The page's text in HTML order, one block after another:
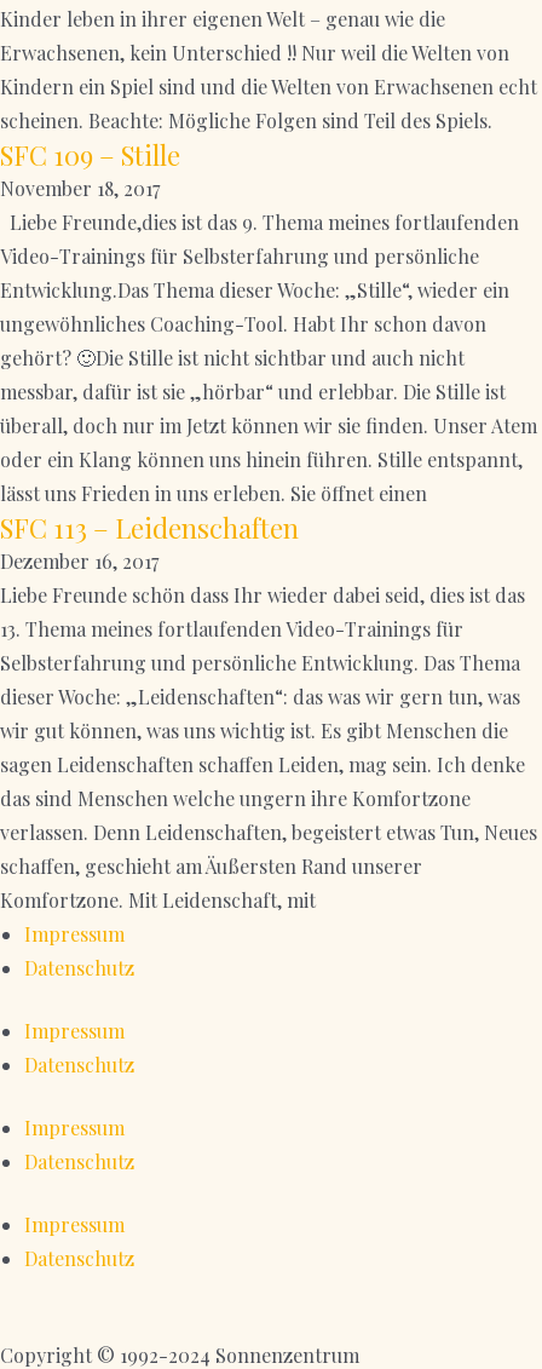
Kinder leben in ihrer eigenen Welt – genau wie die
Erwachsenen, kein Unterschied !! Nur weil die Welten von
Kindern ein Spiel sind und die Welten von Erwachsenen echt
scheinen. Beachte: Mögliche Folgen sind Teil des Spiels.
SFC 109 – Stille
November 18, 2017
Liebe Freunde,dies ist das 9. Thema meines fortlaufenden
Video-Trainings für Selbsterfahrung und persönliche
Entwicklung.Das Thema dieser Woche: „Stille“, wieder ein
ungewöhnliches Coaching-Tool. Habt Ihr schon davon
gehört? 🙂Die Stille ist nicht sichtbar und auch nicht
messbar, dafür ist sie „hörbar“ und erlebbar. Die Stille ist
überall, doch nur im Jetzt können wir sie finden. Unser Atem
oder ein Klang können uns hinein führen. Stille entspannt,
lässt uns Frieden in uns erleben. Sie öffnet einen
SFC 113 – Leidenschaften
Dezember 16, 2017
Liebe Freunde schön dass Ihr wieder dabei seid, dies ist das
13. Thema meines fortlaufenden Video-Trainings für
Selbsterfahrung und persönliche Entwicklung. Das Thema
dieser Woche: „Leidenschaften“: das was wir gern tun, was
wir gut können, was uns wichtig ist. Es gibt Menschen die
sagen Leidenschaften schaffen Leiden, mag sein. Ich denke
das sind Menschen welche ungern ihre Komfortzone
verlassen. Denn Leidenschaften, begeistert etwas Tun, Neues
schaffen, geschieht am Äußersten Rand unserer
Komfortzone. Mit Leidenschaft, mit
Impressum
Datenschutz
Impressum
Datenschutz
Impressum
Datenschutz
Impressum
Datenschutz
Copyright © 1992-2024 Sonnenzentrum